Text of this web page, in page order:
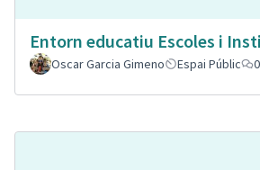
Entorn educatiu Escoles i
Oscar Garcia Gimeno
Espai Públic 0